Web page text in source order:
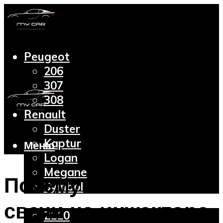
Peugeot
206
307
308
Renault
Duster
Kaptur
Logan
Megane
Symbol
2110
Меню
Почему заливает
свечи на инжекторе